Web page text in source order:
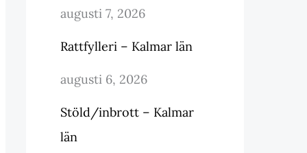
augusti 7, 2026
Rattfylleri – Kalmar län
augusti 6, 2026
Stöld/inbrott – Kalmar
län